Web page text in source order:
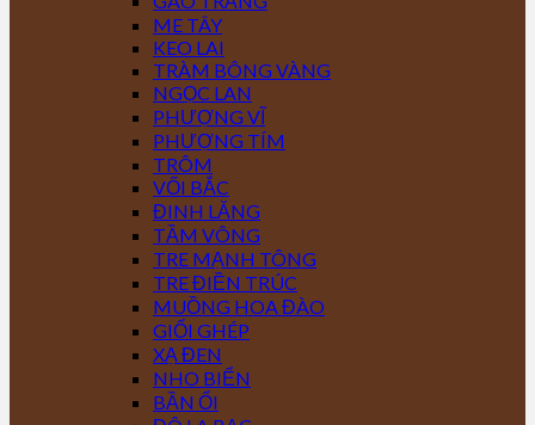
ME TÂY
KEO LAI
TRÀM BÔNG VÀNG
NGỌC LAN
PHƯỢNG VĨ
PHƯỢNG TÍM
TRÔM
VỐI BẮC
ĐINH LĂNG
TẦM VÔNG
TRE MẠNH TÔNG
TRE ĐIỀN TRÚC
MUỒNG HOA ĐÀO
GIỔI GHÉP
XẠ ĐEN
NHO BIỂN
BẦN ỔI